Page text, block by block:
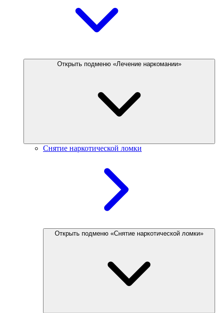
Открыть подменю «Лечение наркомании»
Снятие наркотической ломки
Открыть подменю «Снятие наркотической ломки»